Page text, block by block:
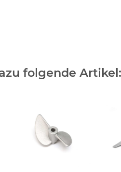
folgende Artikel: